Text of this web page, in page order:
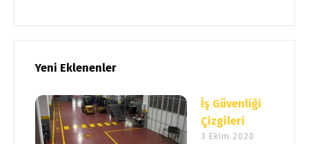
Yeni Eklenenler
İş Güvenliği
Çizgileri
3 Ekim 2020